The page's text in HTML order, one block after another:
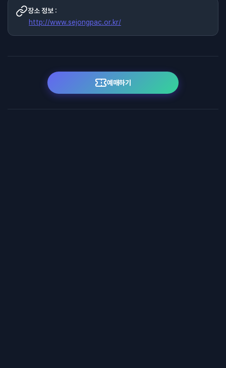
장소 정보 :
http://www.sejongpac.or.kr/
예매하기